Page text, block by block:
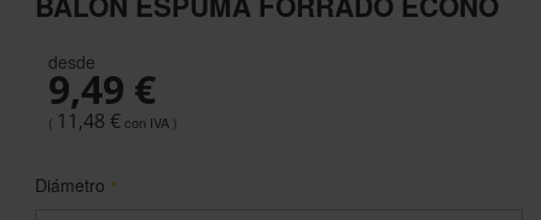
the
images
gallery
desde
9,49 €
11,48 €
Diámetro